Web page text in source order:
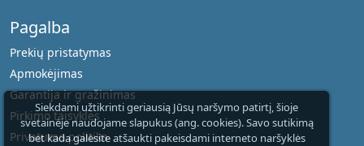
Siekdami užtikrinti geriausią Jūsų naršymo patirtį, šioje
svetainėje naudojame slapukus (ang. cookies). Savo sutikimą
bet kada galėsite atšaukti pakeisdami interneto naršyklės
Pagalba
Prekių pristatymas
Apmokėjimas
Garantija ir gražinimas
Pirkimo taisyklės
Privatumo politika